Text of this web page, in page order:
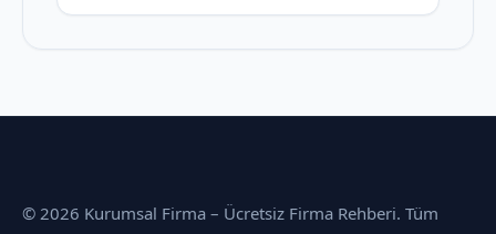
© 2026 Kurumsal Firma – Ücretsiz Firma Rehberi. Tüm